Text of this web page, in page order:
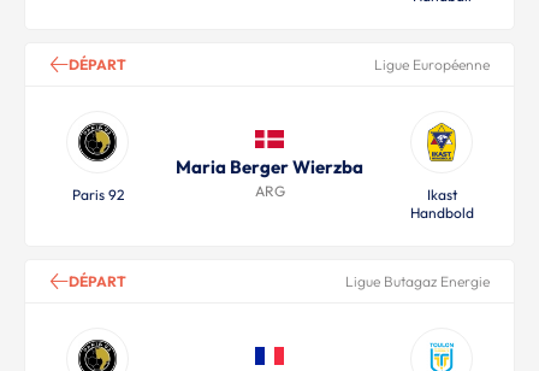
DÉPART Ligue Européenne
Paris 92
Maria Berger Wierzba
ARG
Ikast
Handbold
DÉPART Ligue Butagaz Energie